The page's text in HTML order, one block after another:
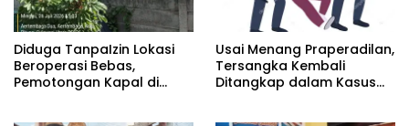
Diduga TanpaIzin Lokasi
Beroperasi Bebas,
Pemotongan Kapal di
Usai Menang Praperadilan,
Tersangka Kembali
Ditangkap dalam Kasus